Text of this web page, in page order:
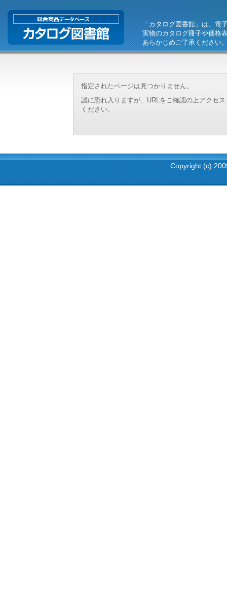
「カタログ図書館」は、電
実物のカタログ冊子や価格
あらかじめご了承ください
指定されたページは見つかりません。
誠に恐れ入りますが、URLをご確認の上アクセ
ください。
Copyright (c)